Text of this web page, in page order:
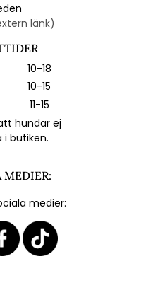
länk)
10-18
10-15
11-15
hundar ej
i butiken.
MEDIER:
medier: